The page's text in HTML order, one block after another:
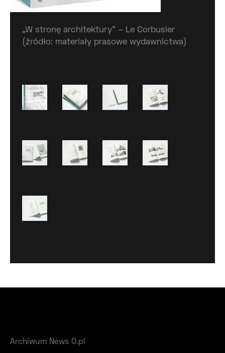
„W stronę architektury” – Le Corbusier
(źródło: materiały prasowe wydawnictwa)
Archiwum News O.pl